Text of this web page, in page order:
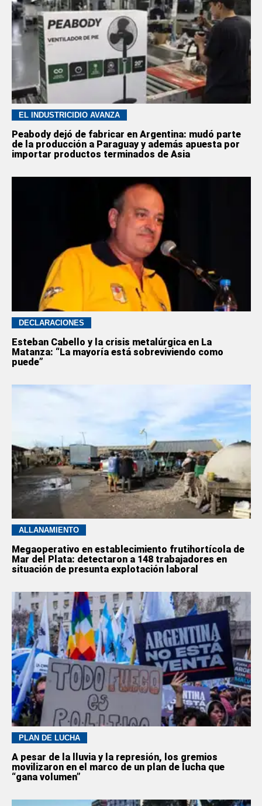
EL INDUSTRICIDIO AVANZA
Peabody dejó de fabricar en Argentina: mudó parte
de la producción a Paraguay y además apuesta por
importar productos terminados de Asia
DECLARACIONES
Esteban Cabello y la crisis metalúrgica en La
Matanza: “La mayoría está sobreviviendo como
puede”
ALLANAMIENTO
Megaoperativo en establecimiento frutihortícola de
Mar del Plata: detectaron a 148 trabajadores en
situación de presunta explotación laboral
PLAN DE LUCHA
A pesar de la lluvia y la represión, los gremios
movilizaron en el marco de un plan de lucha que
“gana volumen”